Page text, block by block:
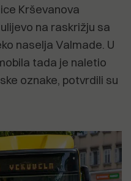
Krševanova
na raskrižju sa
naselja Valmade. U
tada je naletio
oznake, potvrdili su